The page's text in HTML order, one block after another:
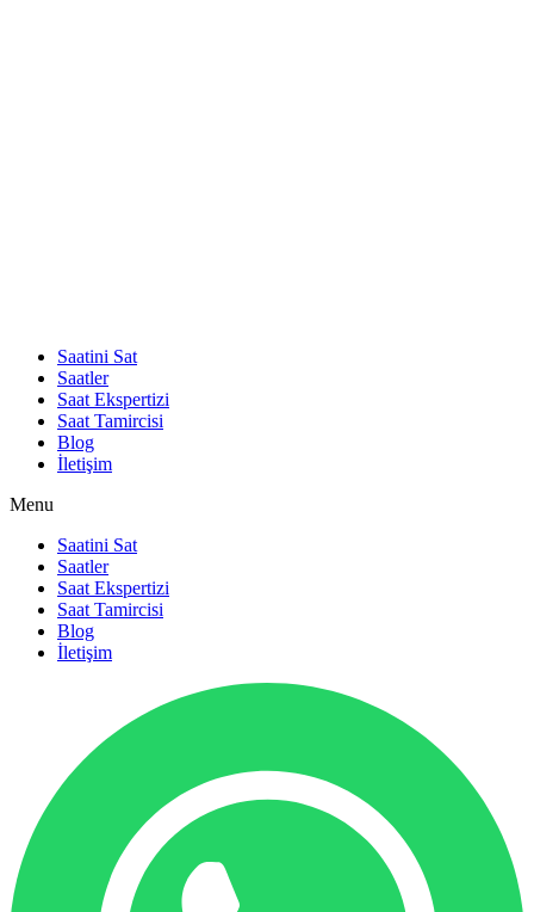
Saatini Sat
Saatler
Saat Ekspertizi
Saat Tamircisi
Blog
İletişim
Menu
Saatini Sat
Saatler
Saat Ekspertizi
Saat Tamircisi
Blog
İletişim